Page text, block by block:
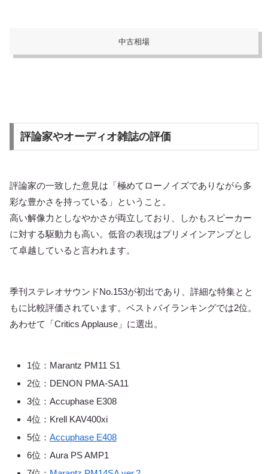
中古相場
評論家やオーディオ雑誌の評価
評論家の一致した意見は「極めてローノイズでありながら多
彩な豊かさを持っている」ということ。
高い解像力としなやかさが両立しており、しかもスピーカー
に対する駆動力も高い。低音の表現はプリメインアンプとし
て卓越していると言われます。
季刊ステレオサウンドNo.153が初出であり、詳細な特集とと
もに比較評価されています。ベストバイランキングでは2位。
あわせて「Critics Applause」に選出。
1位：Marantz PM11 S1
2位：DENON PMA-SA11
3位：Accuphase E308
4位：Krell KAV400xi
5位： Accuphase E408
6位：Aura PS AMP1